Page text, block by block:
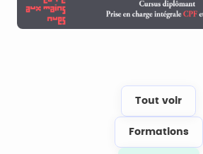
Tout voir
Formations